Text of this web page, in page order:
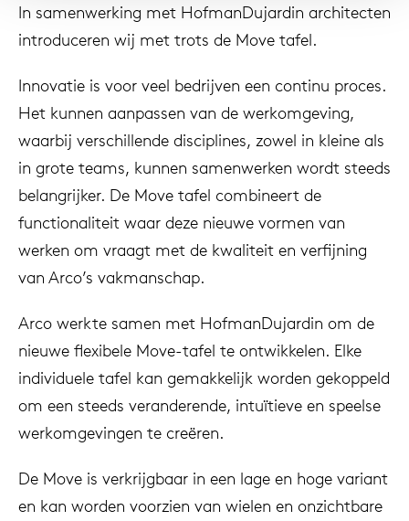
In samenwerking met HofmanDujardin architecten
introduceren wij met trots de Move tafel.
Innovatie is voor veel bedrijven een continu proces.
Het kunnen aanpassen van de werkomgeving,
waarbij verschillende disciplines, zowel in kleine als
in grote teams, kunnen samenwerken wordt steeds
belangrijker. De Move tafel combineert de
functionaliteit waar deze nieuwe vormen van
werken om vraagt met de kwaliteit en verfijning
van Arco’s vakmanschap.
Arco werkte samen met HofmanDujardin om de
nieuwe flexibele Move-tafel te ontwikkelen. Elke
individuele tafel kan gemakkelijk worden gekoppeld
om een steeds veranderende, intuïtieve en speelse
werkomgevingen te creëren.
De Move is verkrijgbaar in een lage en hoge variant
en kan worden voorzien van wielen en onzichtbare